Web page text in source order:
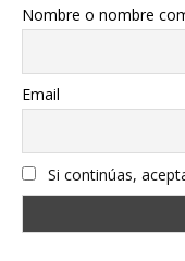
Nombre o nombre
Email
Si continúas,